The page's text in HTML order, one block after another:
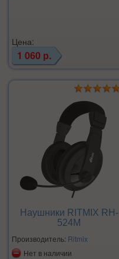
Цена:
1 060 р.
Наушники RITMIX RH-
524M
Производитель: Ritmix
Нет в наличии